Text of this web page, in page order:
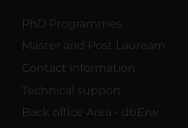
PhD Programmes
Master and Post Lauream
Contact information
Technical support
Back office Area - dbErw